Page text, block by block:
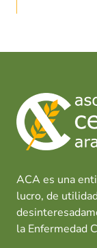
ACA es una
lucro, de
la Enfermedad